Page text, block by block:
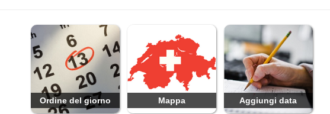
Ordine del giorno Mappa Aggiungi data